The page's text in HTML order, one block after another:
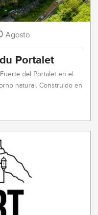
Agosto
Portalet
del Portalet en el
natural. Construido en